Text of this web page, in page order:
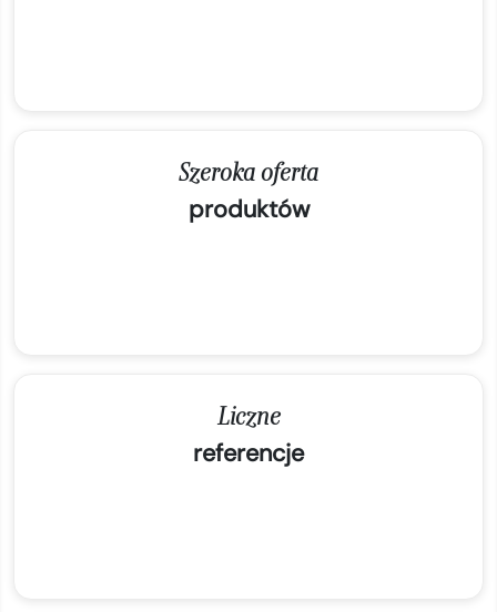
produktów
referencje